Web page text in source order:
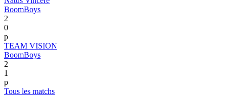
BoomBoys
2
0
p
TEAM VISION
BoomBoys
2
1
p
Tous les matchs